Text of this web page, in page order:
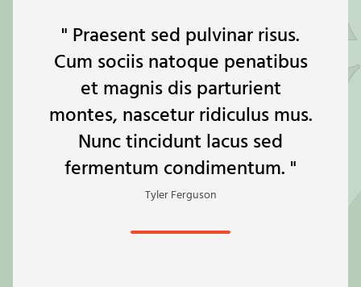
" Praesent sed pulvinar risus.
Cum sociis natoque penatibus
et magnis dis parturient
montes, nascetur ridiculus mus.
Nunc tincidunt lacus sed
fermentum condimentum. "
Tyler Ferguson